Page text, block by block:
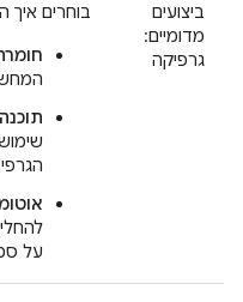
ביצועים
מדומיים:
גרפיקה
בוחרים איך
על